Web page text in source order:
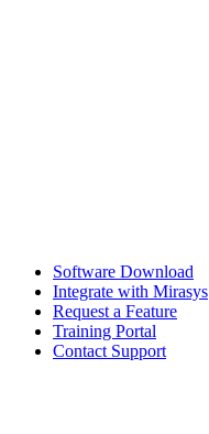
Software Download
Integrate with Mirasys
Request a Feature
Training Portal
Contact Support